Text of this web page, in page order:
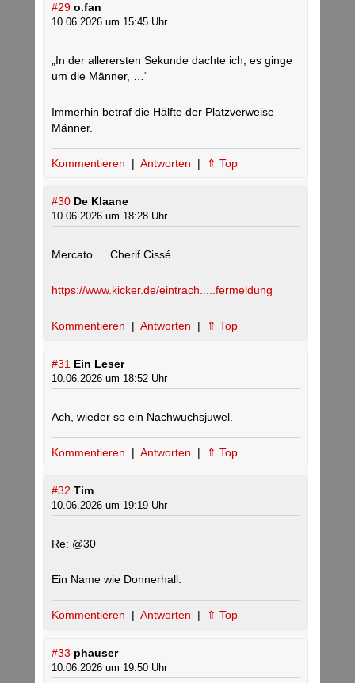
#29 o.fan
10.06.2026 um 15:45 Uhr
„In der allerersten Sekunde dachte ich, es ginge
um die Männer, …“
Immerhin betraf die Hälfte der Platzverweise
Männer.
Kommentieren | Antworten | ⇑ Top
#30 De Klaane
10.06.2026 um 18:28 Uhr
Mercato…. Cherif Cissé.
https://www.kicker.de/eintrach.....fermeldung
Kommentieren | Antworten | ⇑ Top
#31 Ein Leser
10.06.2026 um 18:52 Uhr
Ach, wieder so ein Nachwuchsjuwel.
Kommentieren | Antworten | ⇑ Top
#32 Tim
10.06.2026 um 19:19 Uhr
Re: @30
Ein Name wie Donnerhall.
Kommentieren | Antworten | ⇑ Top
#33 phauser
10.06.2026 um 19:50 Uhr